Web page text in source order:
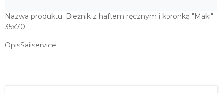
Nazwa produktu: Bieżnik z haftem ręcznym i koronką "Maki"
35x70
OpisSailservice